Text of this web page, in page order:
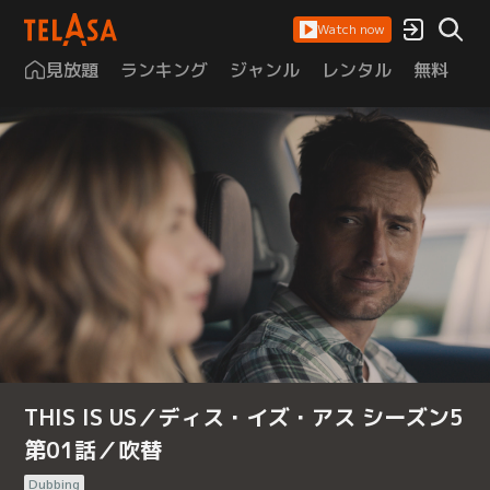
Watch now
見放題 ランキング ジャンル レンタル 無料
THIS IS US／ディス・イズ・アス シーズン5
第01話／吹替
Dubbing